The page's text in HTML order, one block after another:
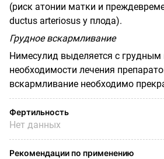
(риск атонии матки и
ductus arteriosus у плода).
Грудное вскармливание
Нимесулид выделяется с
необходимости лечения
вскармливание необходимо
Фертильность
Нет данных
Рекомендации по применению